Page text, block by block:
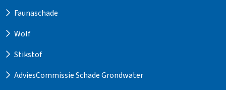
8
juli
Faunaschade
Wolf
Stikstof
AdviesCommissie Schade Grondwater